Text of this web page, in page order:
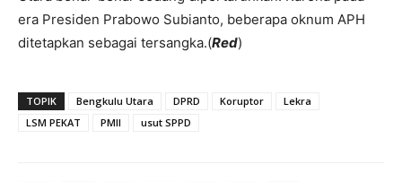
era Presiden Prabowo Subianto, beberapa oknum APH
ditetapkan sebagai tersangka.(Red)
TOPIK Bengkulu Utara DPRD Koruptor
Lekra
LSM PEKAT
PMII usut SPPD